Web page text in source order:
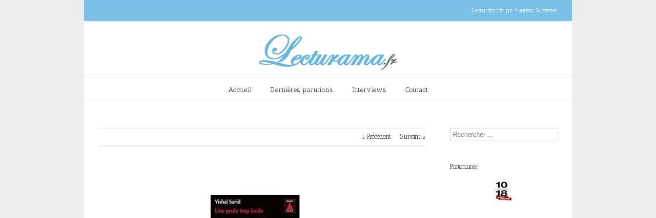
Lecturama.fr par Laurent Schteiner
Accueil Dernières parutions Interviews Contact
Précédent Suivant
Partenaires